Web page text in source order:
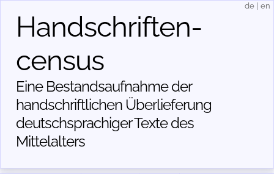
Handschriften­
census
Eine Bestandsaufnahme der
handschriftlichen Über­lieferung
deutschsprachiger Texte des
Mittelalters
de en